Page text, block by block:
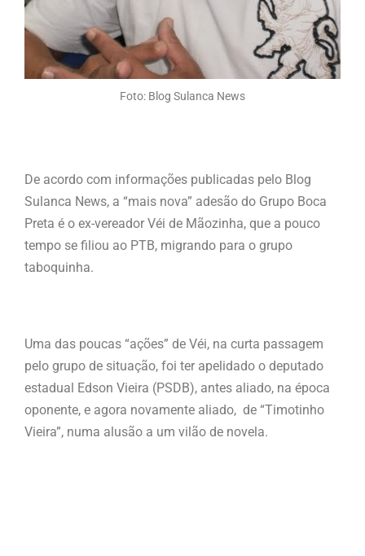
Foto: Blog Sulanca News
De acordo com informações publicadas pelo Blog
Sulanca News, a “mais nova” adesão do Grupo Boca
Preta é o ex-vereador Véi de Mãozinha, que a pouco
tempo se filiou ao PTB, migrando para o grupo
taboquinha.
Uma das poucas “ações” de Véi, na curta passagem
pelo grupo de situação, foi ter apelidado o deputado
estadual Edson Vieira (PSDB), antes aliado, na época
oponente, e agora novamente aliado, de “Timotinho
Vieira”, numa alusão a um vilão de novela.